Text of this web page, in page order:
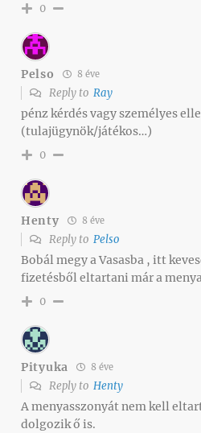
0
Pelso 8 éve
Reply to Ray
pénz kérdés vagy személyes
(tulajügynök/játékos…)
0
Henty 8 éve
Reply to Pelso
Bobál megy a Vasasba , itt
fizetésből eltartani már a
0
Pityuka 8 éve
Reply to Henty
A menyasszonyát nem kell
dolgozik ő is.